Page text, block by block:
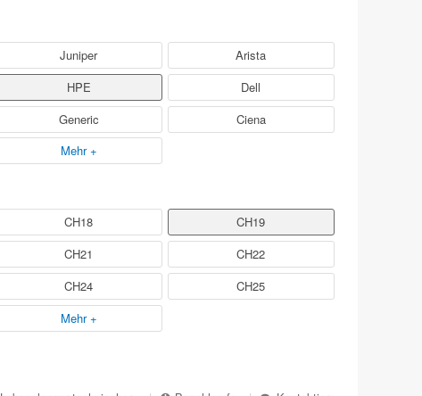
Juniper
Arista
HPE
Dell
Generic
Ciena
Mehr +
CH18
CH19
CH21
CH22
CH24
CH25
Mehr +